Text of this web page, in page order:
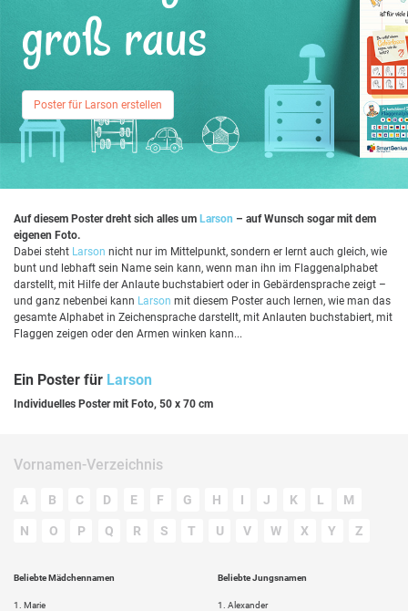
groß raus
Poster für Larson erstellen
Auf diesem Poster dreht sich alles um Larson – auf Wunsch sogar mit dem
eigenen Foto.
Dabei steht Larson nicht nur im Mittelpunkt, sondern er lernt auch gleich, wie
bunt und lebhaft sein Name sein kann, wenn man ihn im Flaggenalphabet
darstellt, mit Hilfe der Anlaute buchstabiert oder in Gebärdensprache zeigt –
und ganz nebenbei kann Larson mit diesem Poster auch lernen, wie man das
gesamte Alphabet in Zeichensprache darstellt, mit Anlauten buchstabiert, mit
Flaggen zeigen oder den Armen winken kann...
Ein Poster für Larson
Individuelles Poster mit Foto, 50 x 70 cm
Vornamen-Verzeichnis
A B C D E F G H I J K L M
N O P Q R S T U V W X Y Z
Beliebte Mädchennamen
1. Marie
Beliebte Jungsnamen
1. Alexander